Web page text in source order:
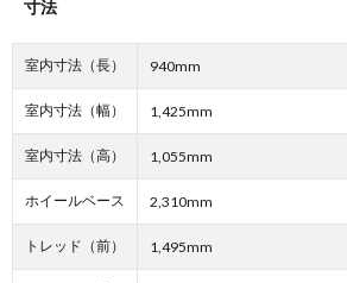
寸法
室内寸法（長） 940mm
室内寸法（幅） 1,425mm
室内寸法（高） 1,055mm
ホイールベース 2,310mm
トレッド（前） 1,495mm